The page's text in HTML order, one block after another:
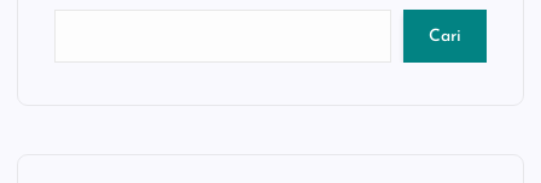
Cari